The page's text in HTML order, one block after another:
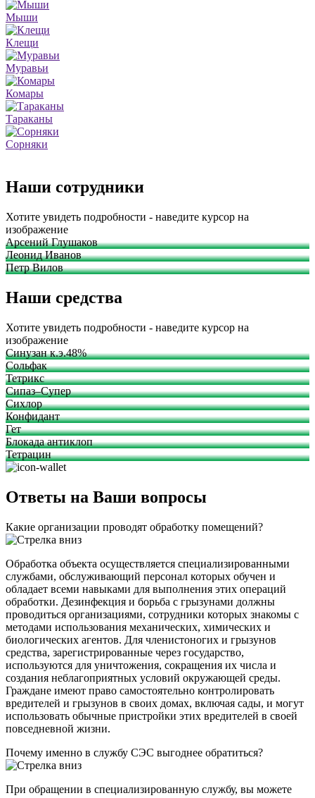
Мыши
Клещи
Муравьи
Комары
Тараканы
Сорняки
Наши сотрудники
Хотите увидеть подробности - наведите курсор на
изображение
Арсений Глушаков
Леонид Иванов
Петр Вилов
Наши средства
Хотите увидеть подробности - наведите курсор на
изображение
Синузан к.э.48%
Сольфак
Тетрикс
Сипаз–Супер
Сихлор
Конфидант
Гет
Блокада антиклоп
Тетрацин
Ответы на Ваши вопросы
Какие организации проводят обработку помещений?
Обработка объекта осуществляется специализированными
службами, обслуживающий персонал которых обучен и
обладает всеми навыками для выполнения этих операций
обработки. Дезинфекция и борьба с грызунами должны
проводиться организациями, сотрудники которых знакомы с
методами использования механических, химических и
биологических агентов. Для членистоногих и грызунов
средства, зарегистрированные через государство,
используются для уничтожения, сокращения их числа и
создания неблагоприятных условий окружающей среды.
Граждане имеют право самостоятельно контролировать
вредителей и грызунов в своих домах, включая сады, и могут
использовать обычные пристройки этих вредителей в своей
повседневной жизни.
Почему именно в службу СЭС выгоднее обратиться?
При обращении в специализированную службу, вы можете